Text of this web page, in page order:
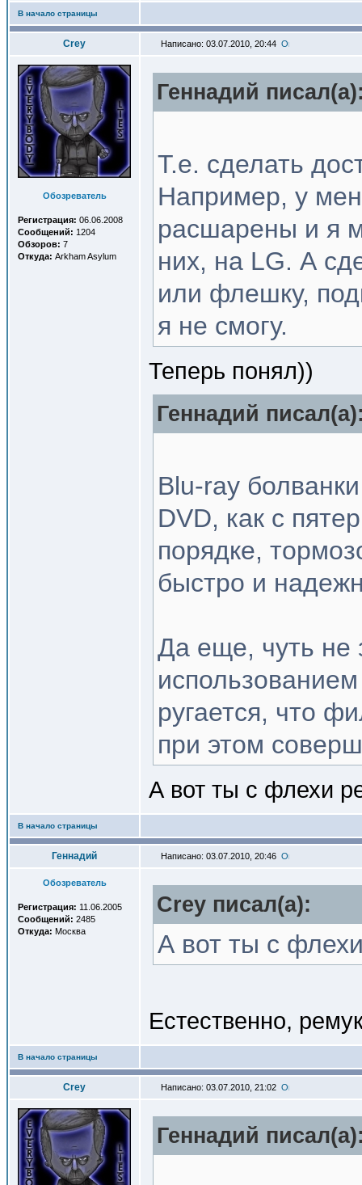
В начало страницы
Crey Написано: 03.07.2010, 20:44
Обозреватель
Регистрация: 06.06.2008
Сообщений: 1204
Обзоров: 7
Откуда: Arkham Asylum
Геннадий
Т.е. сделать
Например, у
расшарены и я
них, на LG. А
или флешку,
я не смогу.
Теперь понял))
Геннадий
Blu-ray
DVD, как с
порядке,
быстро и
Да еще, чуть не
ругается, что
при этом
А вот ты с флехи
В начало страницы
Геннадий Написано: 03.07.2010, 20:46
Обозреватель
Регистрация: 11.06.2005
Сообщений: 2485
Откуда: Москва
Crey писал(a):
А вот ты с
Естественно,
В начало страницы
Crey Написано: 03.07.2010, 21:02
Геннадий